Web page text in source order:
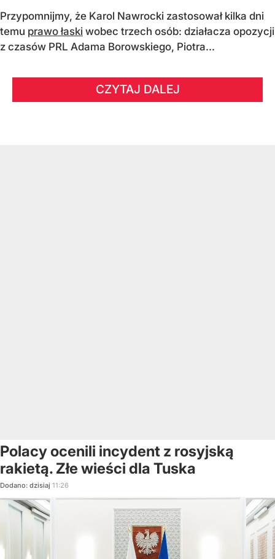
Przypomnijmy, że Karol Nawrocki zastosował kilka dni
temu prawo łaski wobec trzech osób: działacza opozycji
z czasów PRL Adama Borowskiego, Piotra...
CZYTAJ DALEJ
Polacy ocenili incydent z rosyjską
rakietą. Złe wieści dla Tuska
Dodano: dzisiaj 11:26